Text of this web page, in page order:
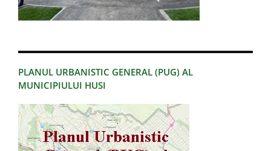
PLANUL URBANISTIC GENERAL (PUG) AL
MUNICIPIULUI HUSI